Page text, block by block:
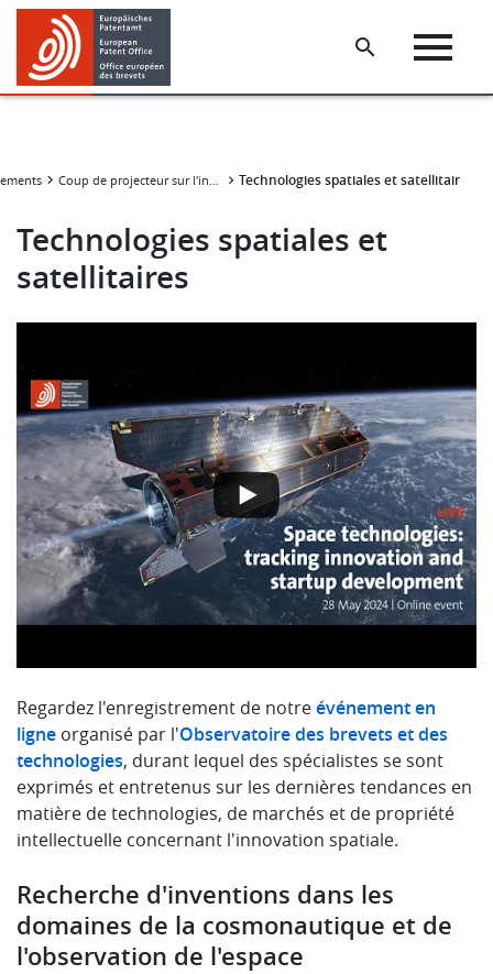
Skip
main
content
Skip
footer
Coup de projecteur sur l'innovation et la protection par brevets Technologies spatiales et satellitaires
Technologies spatiales et
satellitaires
Regardez l'enregistrement de notreévénement en
ligne organisé par l'Observatoire des brevets et des
technologies, durant lequel des spécialistes se sont
exprimés et entretenus sur les dernières tendances en
matière de technologies, de marchés et de propriété
intellectuelle concernant l'innovation spatiale.
Recherche d'inventions dans les
domaines de la cosmonautique et de
l'observation de l'espace